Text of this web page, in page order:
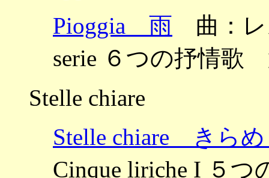
Pioggia 雨 曲：レ
serie ６つの抒情歌
Stelle chiare
Stelle chiare きら
Cinque liriche I ５